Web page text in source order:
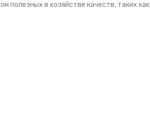
полезных в хозяйстве качеств, таких как